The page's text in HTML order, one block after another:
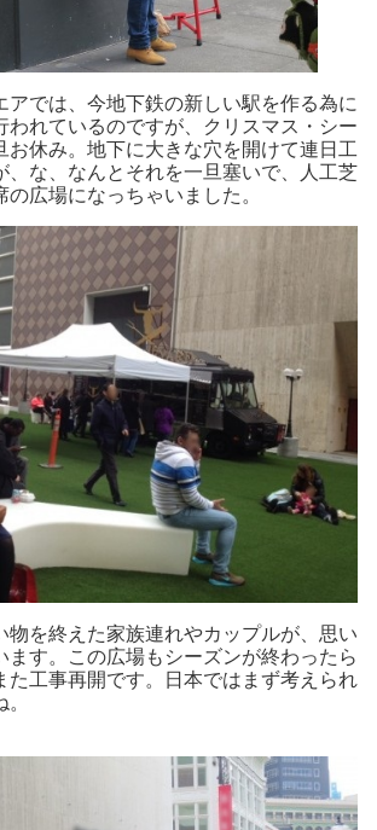
アでは、今地下鉄の新しい駅を作る為に
われているのですが、クリスマス・シー
お休み。地下に大きな穴を開けて連日工
、な、なんとそれを一旦塞いで、人工芝
の広場になっちゃいました。
物を終えた家族連れやカップルが、思い
ます。この広場もシーズンが終わったら
た工事再開です。日本ではまず考えられ